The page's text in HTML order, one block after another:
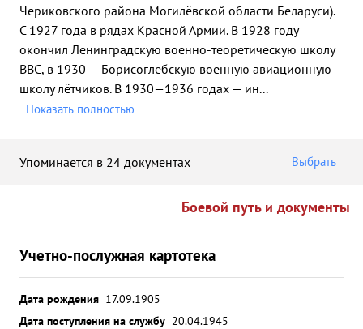
Чериковского района Могилёвской области Беларуси).
С 1927 года в рядах Красной Армии. В 1928 году
окончил Ленинградскую военно-теоретическую школу
ВВС, в 1930 — Борисоглебскую военную авиационную
школу лётчиков. В 1930—1936 годах — ин...
Показать полностью
Упоминается в 24 документах Выбрать
Боевой путь и документы
Учетно-послужная картотека
Дата рождения 17.09.1905
Дата поступления на службу 20.04.1945